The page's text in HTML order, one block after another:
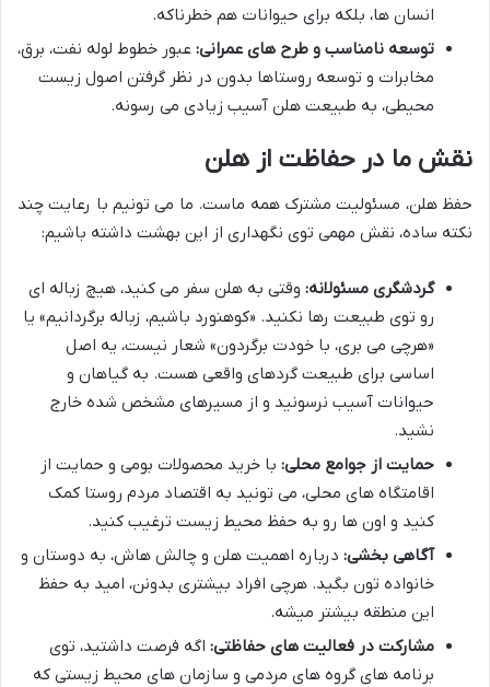
انسان ها، بلکه برای حیوانات هم خطرناکه.
توسعه نامناسب و طرح های عمرانی: عبور خطوط لوله نفت، برق،
مخابرات و توسعه روستاها بدون در نظر گرفتن اصول زیست
محیطی، به طبیعت هلن آسیب زیادی می رسونه.
نقش ما در حفاظت از هلن
حفظ هلن، مسئولیت مشترک همه ماست. ما می تونیم با رعایت چند
نکته ساده، نقش مهمی توی نگهداری از این بهشت داشته باشیم:
گردشگری مسئولانه: وقتی به هلن سفر می کنید، هیچ زباله ای
رو توی طبیعت رها نکنید. «کوهنورد باشیم، زباله برگردانیم» یا
«هرچی می بری، با خودت برگردون» شعار نیست، یه اصل
اساسی برای طبیعت گردهای واقعی هست. به گیاهان و
حیوانات آسیب نرسونید و از مسیرهای مشخص شده خارج
نشید.
حمایت از جوامع محلی: با خرید محصولات بومی و حمایت از
اقامتگاه های محلی، می تونید به اقتصاد مردم روستا کمک
کنید و اون ها رو به حفظ محیط زیست ترغیب کنید.
آگاهی بخشی: درباره اهمیت هلن و چالش هاش، به دوستان و
خانواده تون بگید. هرچی افراد بیشتری بدونن، امید به حفظ
این منطقه بیشتر میشه.
مشارکت در فعالیت های حفاظتی: اگه فرصت داشتید، توی
برنامه های گروه های مردمی و سازمان های محیط زیستی که